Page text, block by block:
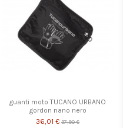
guanti moto TUCANO URBANO
gordon nano nero
36,01 € 37,90 €